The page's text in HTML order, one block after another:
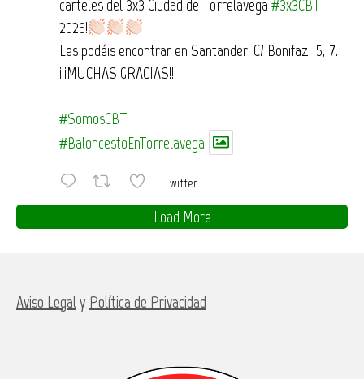
carteles del 3x3 Ciudad de Torrelavega#3x3CBT
2026!
Les podéis encontrar en Santander: C/ Bonifaz 15,17.
¡¡¡MUCHAS GRACIAS!!!
#SomosCBT
#BaloncestoEnTorrelavega
Twitter
Load More
Aviso Legaly Política de Privacidad